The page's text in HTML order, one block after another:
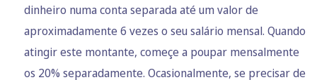
dinheiro numa conta separada até um valor de
aproximadamente 6 vezes o seu salário mensal. Quando
atingir este montante, começe a poupar mensalmente
os 20% separadamente. Ocasionalmente, se precisar de